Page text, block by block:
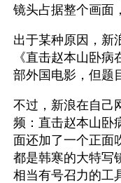
镜头占据整个画面
出于某种原因，新
《直击赵本山卧
部外国电影，但题
不过，新浪在自己
频：直击赵本山卧
面还加了一个正面
都是韩寒的大特写
相当有号召力的工